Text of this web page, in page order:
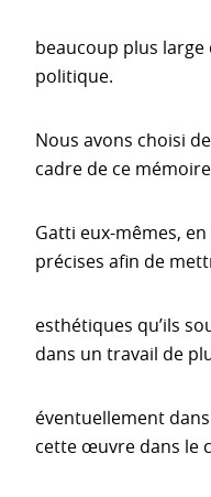
beaucoup plus
politique.
Nous avons choisi
cadre de ce
Gatti eux-mêmes,
précises afin de
esthétiques qu’ils
dans un travail de
éventuellement
cette œuvre dans le